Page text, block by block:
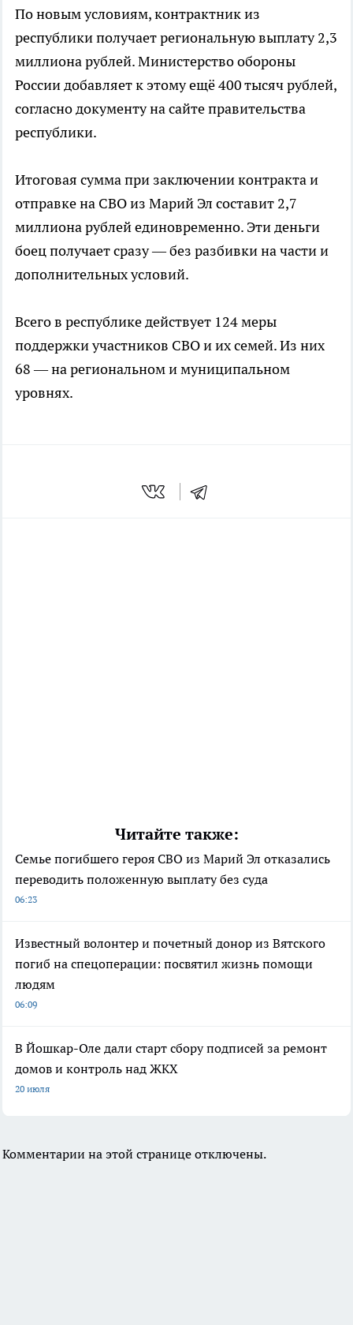
По новым условиям, контрактник из
республики получает региональную выплату 2,3
миллиона рублей. Министерство обороны
России добавляет к этому ещё 400 тысяч рублей,
согласно документу на сайте правительства
республики.
Итоговая сумма при заключении контракта и
отправке на СВО из Марий Эл составит 2,7
миллиона рублей единовременно. Эти деньги
боец получает сразу — без разбивки на части и
дополнительных условий.
Всего в республике действует 124 меры
поддержки участников СВО и их семей. Из них
68 — на региональном и муниципальном
уровнях.
Читайте также:
Семье погибшего героя СВО из Марий Эл отказались
переводить положенную выплату без суда
06:23
Известный волонтер и почетный донор из Вятского
погиб на спецоперации: посвятил жизнь помощи
людям
06:09
В Йошкар-Оле дали старт сбору подписей за ремонт
домов и контроль над ЖКХ
20 июля
Комментарии на этой странице отключены.